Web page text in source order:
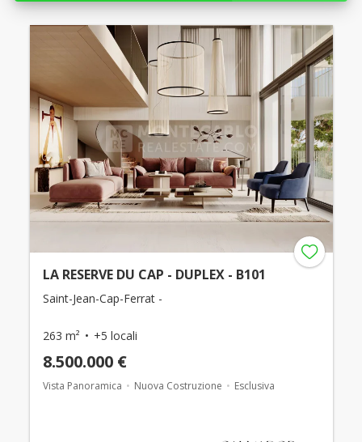
LA RESERVE DU CAP - DUPLEX - B101
Saint-Jean-Cap-Ferrat -
263 m² +5 locali
8.500.000 €
Vista Panoramica Nuova Costruzione Esclusiva